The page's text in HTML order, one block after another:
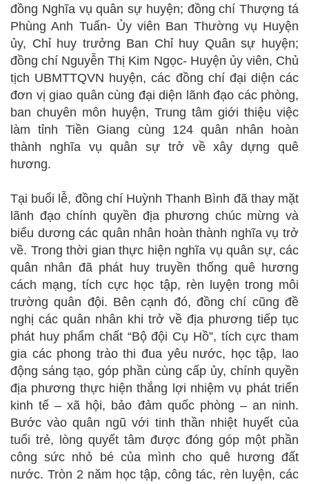
đồng Nghĩa vụ quân sự huyện; đồng chí Thượng tá
Phùng Anh Tuấn- Ủy viên Ban Thường vụ Huyện
ủy, Chỉ huy trưởng Ban Chỉ huy Quân sự huyện;
đồng chí Nguyễn Thị Kim Ngọc- Huyện ủy viên, Chủ
tịch UBMTTQVN huyện, các đồng chí đại diện các
đơn vị giao quân cùng đại diện lãnh đạo các phòng,
ban chuyên môn huyện, Trung tâm giới thiệu việc
làm tỉnh Tiền Giang cùng 124 quân nhân hoàn
thành nghĩa vụ quân sự trở về xây dựng quê
hương.
Tại buổi lễ, đồng chí Huỳnh Thanh Bình đã thay mặt
lãnh đạo chính quyền địa phương chúc mừng và
biểu dương các quân nhân hoàn thành nghĩa vụ trở
về. Trong thời gian thực hiện nghĩa vụ quân sự, các
quân nhân đã phát huy truyền thống quê hương
cách mạng, tích cực học tập, rèn luyện trong môi
trường quân đội. Bên cạnh đó, đồng chí cũng đề
nghị các quân nhân khi trở về địa phương tiếp tục
phát huy phẩm chất “Bộ đội Cụ Hồ”, tích cực tham
gia các phong trào thi đua yêu nước, học tập, lao
động sáng tạo, góp phần cùng cấp ủy, chính quyền
địa phương thực hiện thắng lợi nhiệm vụ phát triển
kinh tế – xã hội, bảo đảm quốc phòng – an ninh.
Bước vào quân ngũ với tinh thần nhiệt huyết của
tuổi trẻ, lòng quyết tâm được đóng góp một phần
công sức nhỏ bé của mình cho quê hương đất
nước. Tròn 2 năm học tập, công tác, rèn luyện, các